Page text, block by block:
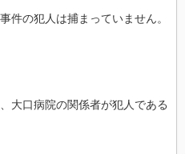
件の犯人は捕まっていません。
大口病院の関係者が犯人である